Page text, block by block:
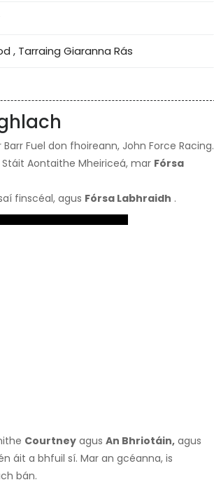
, Tarraing Giaranna Rás
Fuel don fhoireann, John Force Racing.
Stáit Aontaithe Mheiriceá, mar Fórsa
finscéal, agus Fórsa Labhraidh .
Courtney agus An Bhriotáin, agus
áit a bhfuil sí. Mar an gcéanna, is
bán.